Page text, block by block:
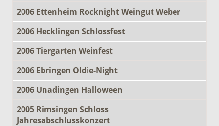
2006 Ettenheim Rocknight Weingut Weber
2006 Hecklingen Schlossfest
2006 Tiergarten Weinfest
2006 Ebringen Oldie-Night
2006 Unadingen Halloween
2005 Rimsingen Schloss
Jahresabschlusskonzert